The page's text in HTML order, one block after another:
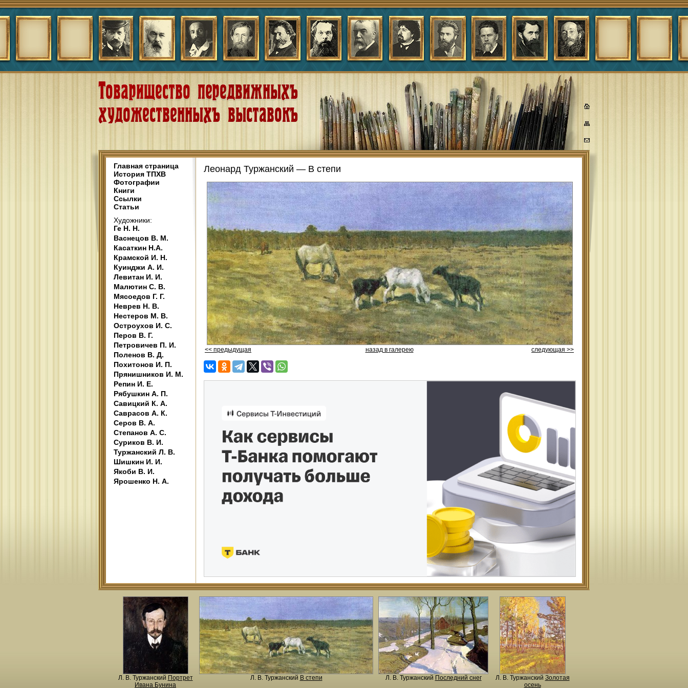
Главная страница
История ТПХВ
Фотографии
Книги
Ссылки
Статьи
Художники:
Ге Н. Н.
Васнецов В. М.
Касаткин Н.А.
Крамской И. Н.
Куинджи А. И.
Левитан И. И.
Малютин С. В.
Мясоедов Г. Г.
Неврев Н. В.
Нестеров М. В.
Остроухов И. С.
Перов В. Г.
Петровичев П. И.
Поленов В. Д.
Похитонов И. П.
Прянишников И. М.
Репин И. Е.
Рябушкин А. П.
Савицкий К. А.
Саврасов А. К.
Серов В. А.
Степанов А. С.
Суриков В. И.
Туржанский Л. В.
Шишкин И. И.
Якоби В. И.
Ярошенко Н. А.
Леонард Туржанский — В степи
<< предыдущая назад в галерею следующая >>
Л. В. Туржанский Портрет
Ивана Бунина
Л. В. Туржанский В степи Л. В. Туржанский Последний снег Л. В. Туржанский Золотая
осень